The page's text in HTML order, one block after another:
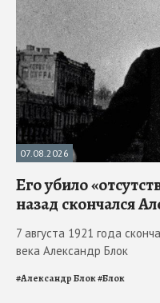
07.08.2026
Его убило
назад скончался
7 августа 1921 года
века Александр Блок
#Александр Блок#Блок